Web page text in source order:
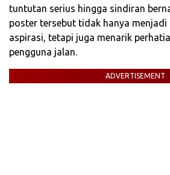
tuntutan serius hingga sindiran
poster tersebut tidak hanya menjadi
aspirasi, tetapi juga menarik
pengguna jalan.
ADVERTISEMENT